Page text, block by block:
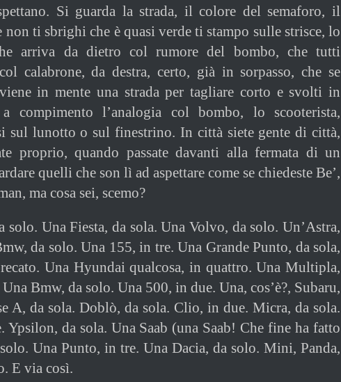
Si guarda la strada, il colore del semaforo, il
non ti sbrighi che è quasi verde ti stampo sulle strisce, lo
arriva da dietro col rumore del bombo, che tutti
calabrone, da destra, certo, già in sorpasso, che se
in mente una strada per tagliare corto e svolti in
compimento l’analogia col bombo, lo scooterista,
sul lunotto o sul finestrino. In città siete gente di città,
proprio, quando passate davanti alla fermata di un
quelli che son lì ad aspettare come se chiedeste Be’,
ma cosa sei, scemo?
solo. Una Fiesta, da sola. Una Volvo, da solo. Un’Astra,
da solo. Una 155, in tre. Una Grande Punto, da sola,
Una Hyundai qualcosa, in quattro. Una Multipla,
Bmw, da solo. Una 500, in due. Una, cos’è?, Subaru,
A, da sola. Doblò, da sola. Clio, in due. Micra, da sola.
Ypsilon, da sola. Una Saab (una Saab! Che fine ha fatto
Una Punto, in tre. Una Dacia, da solo. Mini, Panda,
E via così.